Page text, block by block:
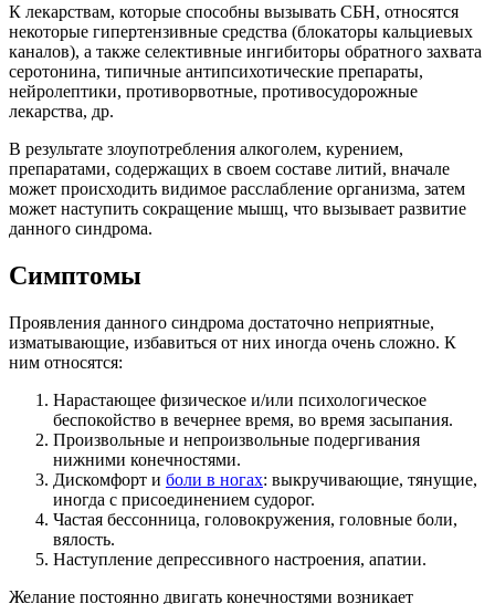
К лекарствам, которые способны вызывать СБН, относятся
некоторые гипертензивные средства (блокаторы кальциевых
каналов), а также селективные ингибиторы обратного захвата
серотонина, типичные антипсихотические препараты,
нейролептики, противорвотные, противосудорожные
лекарства, др.
В результате злоупотребления алкоголем, курением,
препаратами, содержащих в своем составе литий, вначале
может происходить видимое расслабление организма, затем
может наступить сокращение мышц, что вызывает развитие
данного синдрома.
Симптомы
Проявления данного синдрома достаточно неприятные,
изматывающие, избавиться от них иногда очень сложно. К
ним относятся:
Нарастающее физическое и/или психологическое
беспокойство в вечернее время, во время засыпания.
Произвольные и непроизвольные подергивания
нижними конечностями.
Дискомфорт и боли в ногах: выкручивающие, тянущие,
иногда с присоединением судорог.
Частая бессонница, головокружения, головные боли,
вялость.
Наступление депрессивного настроения, апатии.
Желание постоянно двигать конечностями возникает